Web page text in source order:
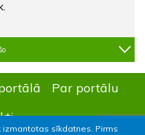
sīkdatnes. Pirms
Par portālu